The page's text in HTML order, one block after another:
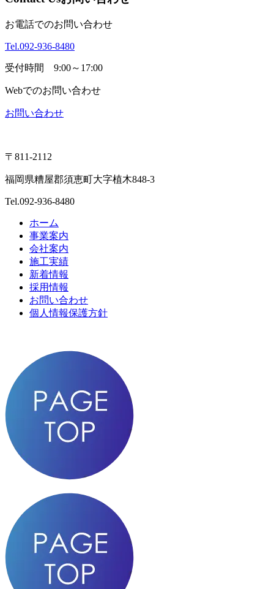
お電話でのお問い合わせ
Tel.092-936-8480
受付時間 9:00～17:00
Webでのお問い合わせ
お問い合わせ
〒811-2112
福岡県糟屋郡須恵町大字植木848-3
Tel.092-936-8480
ホーム
事業案内
会社案内
施工実績
新着情報
採用情報
お問い合わせ
個人情報保護方針